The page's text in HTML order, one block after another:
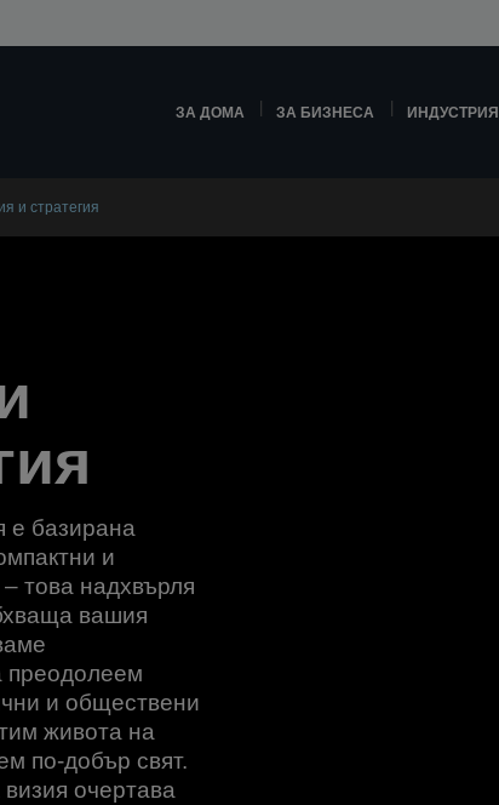
ЗА ДОМА ЗА БИЗНЕСА ИНДУСТРИЯ
и стратегия
базирана
и
това надхвърля
вашия
преодолеем
и обществени
живота на
по-добър свят.
очертава